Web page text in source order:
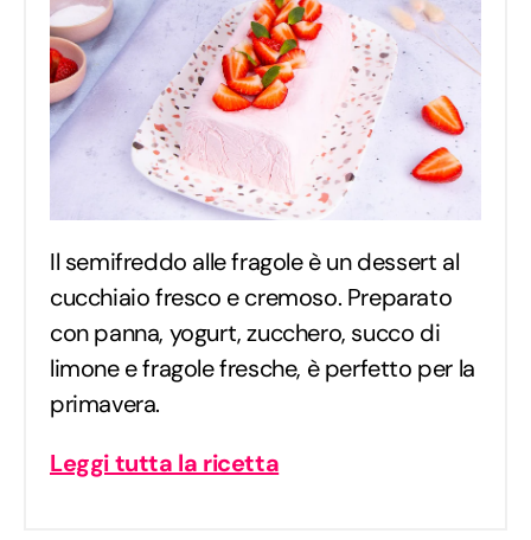
Il semifreddo alle fragole è un dessert al
cucchiaio fresco e cremoso. Preparato
con panna, yogurt, zucchero, succo di
limone e fragole fresche, è perfetto per la
primavera.
Leggi tutta la ricetta